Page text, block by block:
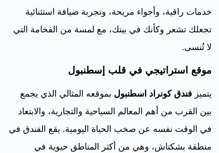
خدمات راقية، وأجواء مريحة، وتجربة ضيافة استثنائية
تجعلك تشعر وكأنك في بيتك، مع لمسة من الفخامة التي
لا تُنسى.
موقع استراتيجي في قلب إسطنبول
يتميز فندق كونراد اسطنبول بموقعه المثالي الذي يجمع
بين القرب من أهم المعالم السياحية والتجارية، والابتعاد
في الوقت نفسه عن صخب الحياة اليومية. يقع الفندق في
منطقة بشكتاش، وهي من أكثر المناطق حيوية في